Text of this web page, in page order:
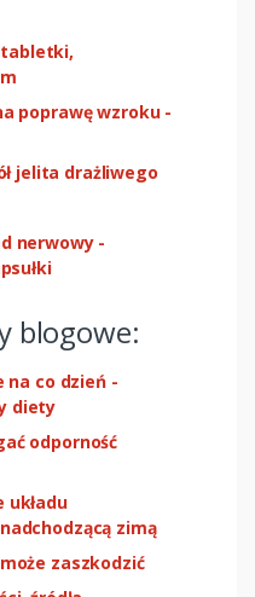
tabletki,
poprawę wzroku -
jelita drażliwego
nerwowy -
blogowe:
na co dzień -
diety
odporność
układu
zimą
zaszkodzić